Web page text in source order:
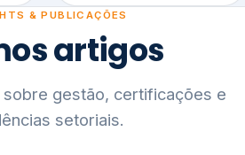
& PUBLICAÇÕES
artigos
gestão, certificações e
setoriais.